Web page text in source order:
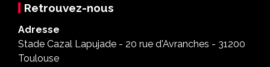
Retrouvez-nous
Adresse
Stade Cazal Lapujade - 20 rue d'Avranches - 31200
Toulouse